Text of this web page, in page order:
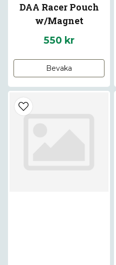
DAA Racer Pouch
w/Magnet
550 kr
Bevaka